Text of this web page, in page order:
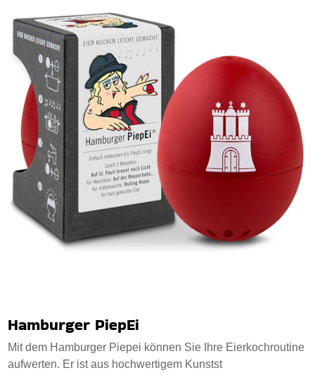
Hamburger PiepEi
Mit dem Hamburger Piepei können Sie Ihre Eierkochroutine
aufwerten. Er ist aus hochwertigem Kunstst